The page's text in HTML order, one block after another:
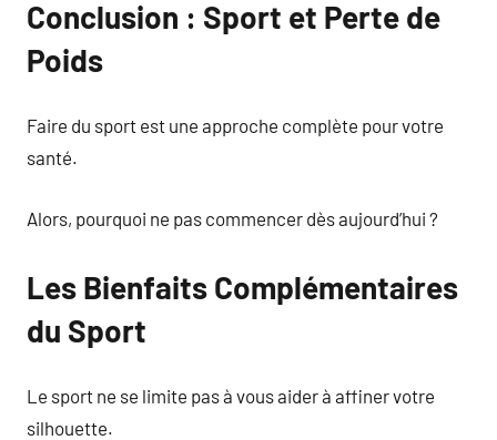
Conclusion : Sport et Perte de
Poids
Faire du sport est une approche complète pour votre
santé.
Alors, pourquoi ne pas commencer dès aujourd’hui ?
Les Bienfaits Complémentaires
du Sport
Le sport ne se limite pas à vous aider à affiner votre
silhouette.